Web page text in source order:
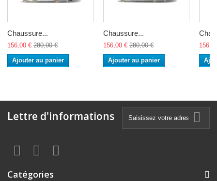
Chaussure...
156,00 € 280,00 €
Ajouter au panier
Chaussure...
156,00 € 280,00 €
Ajouter au panier
Lettre d'informations
Catégories